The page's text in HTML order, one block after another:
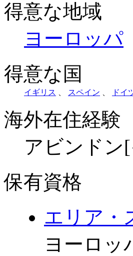
得意な地域
ヨーロッパ
得意な国
イギリス スペイン ドイ
海外在住経験
アビンドン
保有資格
エリア・
ヨーロッ